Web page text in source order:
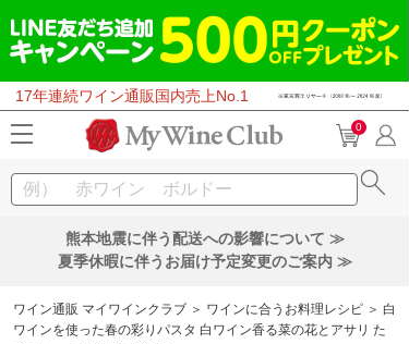
17年連続ワイン通販国内売上No.1
0
熊本地震に伴う配送への影響について ≫
夏季休暇に伴うお届け予定変更のご案内 ≫
ワイン通販 マイワインクラブ ＞ ワインに合うお料理レシピ ＞ 白
ワインを使った春の彩りパスタ 白ワイン香る菜の花とアサリ た